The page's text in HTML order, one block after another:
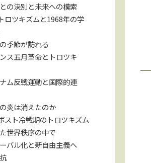
の決別と未来への模索
ロツキズムと1968年の学
季節が訪れる
ス五月革命とトロツキ
ム反戦運動と国際的連
炎は消えたのか
スト冷戦期のトロツキズム
世界秩序の中で
バル化と新自由主義へ